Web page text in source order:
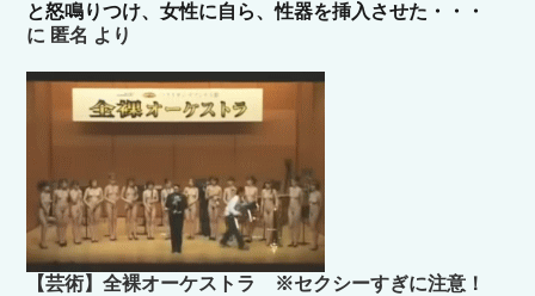
と怒鳴りつけ、女性に自ら、性器を挿入させた・・・
に 匿名 より
【芸術】全裸オーケストラ ※セクシーすぎに注意！